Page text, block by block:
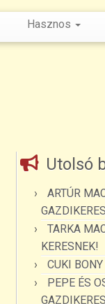
Hasznos
Utolsó
ARTÚR
TARKA
KERESNEK!
CUKI
PEPE ÉS